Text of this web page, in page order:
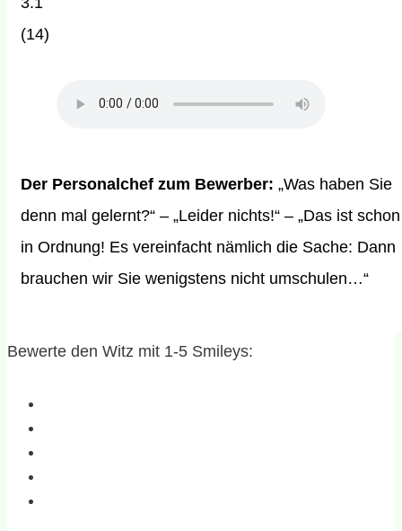
(14)
Der Personalchef zum Bewerber: „Was haben Sie
denn mal gelernt?“ – „Leider nichts!“ – „Das ist schon
in Ordnung! Es vereinfacht nämlich die Sache: Dann
brauchen wir Sie wenigstens nicht umschulen…“
Bewerte den Witz mit 1-5 Smileys: